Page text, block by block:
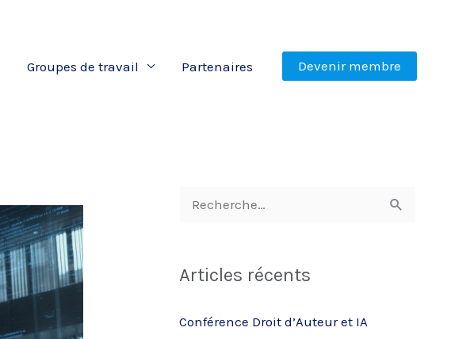
Groupes de travail Partenaires Devenir membre
h
Articles récents
Conférence Droit d’Auteur et IA